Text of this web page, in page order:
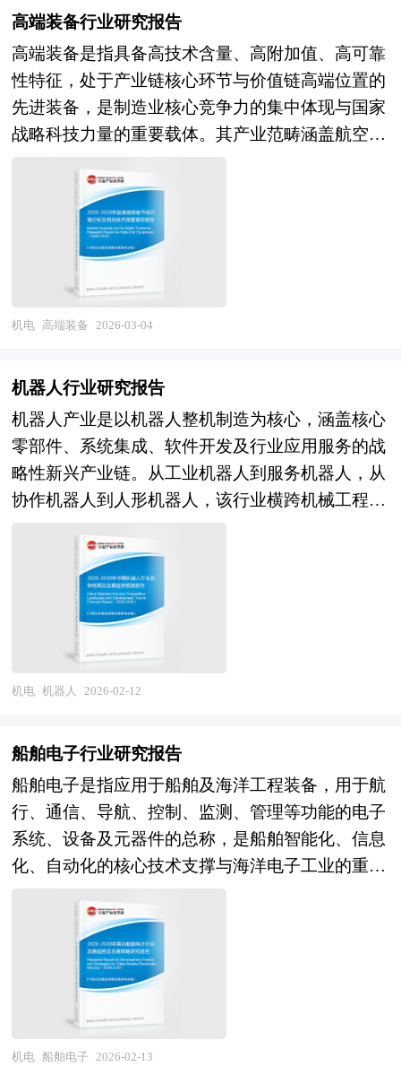
行数据，行业供需现状，行业竞争格局，重点企业
经营分析，行业产业链分析，市场集中度等现实指
标，分析预测行业的发展前景和投资价值。通过最
深入的数据挖掘，对行业进行严谨分析，从多个角
度去评估企业市场地位，准确挖掘企业的成长性，
咨询服务过程。 本研究咨询报告由中研普华咨询
公司领衔撰写，在大量周密的市场调研基础上，主
要依据了国家统计局、国家商务部、国家发改委、
国家经济信息中心、国务院发展研究中心、国家海
关总署、全国商业信息中心、中国经济景气监测中
心、中国行业研究网以及国内外多种相关报刊杂志
业市场情况、技术现状、供需形势作了详尽研究，
重点分析了国内外重点企业、行业发展趋势以及行
业投资情况，报告还对音乐灯下游行业的发展进行
了探讨，是音乐灯及相关企业、投资部门、研究机
构准确了解目前中国市场发展动态，把握音乐灯行
源结构加速向清洁化、智能化转型，高压IGBT芯
业中扮演着不可替代的角色。在风电与光伏发电系
统中，它作为逆变器的核心部件，承担着将不稳定
的直流电高效转化为符合并网标准的交流电的重要
任务；在特高压输电工程中，其被广泛应用于柔性
交流输电系统（FACTS）和高压直流输电
（HVDC），显著提升远距离输电的稳定性与经济
性。 同时，在高铁、动车等轨道交通装备中，高
压IGBT芯片是牵引变流器的核心，直接决定列车
的运行效率与安全性，支撑我国高铁自主化发展进
程。近年来，国产高压IGBT技术取得重大突破，
中车时代、斯达半导等企业已实现3300V及以上电
国家重点项目，标志着我国在高端功率半导体领域
逐步打破国外垄断。当前，随着新能源汽车向
800V高压平台演进、数据中心对高效供电需求上
升以及人形机器人、低空经济等新兴领域崛起，高
压IGBT芯片正面临更高耐压、更低损耗、更强散
IGBT、先进封装工艺（如纳米铜膏低温烧结）等
创新方向快速发展，成为支撑我国高端制造与能源
安全的重要“电力心脏”。 高压IGBT芯片行业研究
报告主要分析了高压IGBT芯片行业的国内外发展
概况、行业的发展环境、市场分析（市场规模、市
场结构、市场特点等）、竞争分析（行业集中度、
动因素、行业渠道分析、行业赢利能力、行业成长
性、行业偿债能力、行业营运能力、高压IGBT芯
片行业重点企业分析、子行业分析、区域市场分
析、行业风险分析、行业发展前景预测及相关的经
营、投资建议等。报告研究框架全面、严谨，分析
内容客观、公正、系统，真实准确地反映了我国高
压IGBT芯片行业的市场发展现状和未来发展趋
势。 本研究咨询报告由中研普华咨询公司领衔撰
写，在大量周密的市场调研基础上，主要依据了国
家统计局、国家商务部、国家发改委、国家经济信
息中心、国务院发展研究中心、全国商业信息中
心、中国经济景气监测中心、中国行业研究网、全
高端装备行业研究报告
高端装备是指具备高技术含量、高附加值、高可靠
性特征，处于产业链核心环节与价值链高端位置的
先进装备，是制造业核心竞争力的集中体现与国家
战略科技力量的重要载体。其产业范畴涵盖航空航
通装备、高档数控机床与机器人、大型工程机械、
电力装备、农业装备、医疗装备及重大技术装备关
键核心零部件等，涉及机械工程、材料科学、自动
控制、信息技术、人工智能等多学科深度交叉融
合，具有技术壁垒极高、研发投入巨大、系统集成
复杂、安全可靠性要求严苛的显著特征。作为制造
装备不仅能够支撑国民经济重点领域发展、保障国
化转型、参与全球产业竞争的关键抓手，其产业属
性兼具战略性产业的引领性与高技术制造业的竞争
性的双重特质，是衡量国家工业化水平与综合国力
的最高标尺。 当前，中国高端装备行业正处于自
主化攻坚与智能化升级的关键突破期。在产业规模
层面，国内高端装备产业规模持续扩大，在轨道交
通、电力装备、工程机械等领域已形成国际竞争优
势，但在航空发动机、高端数控机床、半导体装
备、医疗装备等核心领域仍面临"卡脖子"困境，产
业大而不强的结构性矛盾突出。在技术创新层面，
5年重大技术装备攻关工程深入实施，部分领域
础零部件、基础材料、基础工艺、基础软件等工业
基础能力仍是短板；智能制造与数字化转型加速，
但高端装备与工业软件、人工智能的深度融合仍处
探索阶段。在产业格局层面，国有企业主导重大技
术装备研制，但机制活力不足；民营企业专精特新
度提升与专业化分工深化并行，但跨行业、跨领域
协同创新机制不畅。在应用牵引层面，国内大市场
与新型基础设施建设为高端装备提供应用场景，但
首台套应用推广与保险补偿机制待完善；国际市场
拓展加速，但品牌影响力与售后服务网络建设滞
后。在供应链安全层面，关键核心零部件与高端材
机电 高端装备 2026-03-04
机器人行业研究报告
机器人产业是以机器人整机制造为核心，涵盖核心
零部件、系统集成、软件开发及行业应用服务的战
略性新兴产业链。从工业机器人到服务机器人，从
协作机器人到人形机器人，该行业横跨机械工程、
是衡量一个国家高端制造业水平和科技创新能力的
重要标志。 当前，机器人正从传统的自动化执行
单元向具备感知、决策、学习能力的智能体演进，
其应用场景也从单一工业产线向医疗健康、商业服
务、特种作业等多元化领域深度渗透。中国机器人
产业经过十余年高速发展，已形成较为完整的产业
伺服电机等核心零部件领域取得突破性进展，部分
机器人在焊接、搬运、装配等场景的市场份额持续
提升。与此同时，产业呈现明显的结构分化特征：
工业机器人市场增速放缓但存量替换需求凸显，服
务机器人赛道创新创业活跃但商业化落地仍需突
破，人形机器人等前沿领域虽处于早期探索阶段，
却已成为资本与技术布局的焦点。行业竞争格局正
从"外资主导"向"内外资竞合、国产替代加速"转
变，头部企业通过垂直整合与生态构建构筑竞争壁
垒。未来，机器人行业将进入技术融合深化与场景
价值重塑的关键期。人工智能大模型的突破为机器
人赋予更强的环境理解与任务规划能力，"机器人
机电 机器人 2026-02-12
船舶电子行业研究报告
船舶电子是指应用于船舶及海洋工程装备，用于航
行、通信、导航、控制、监测、管理等功能的电子
系统、设备及元器件的总称，是船舶智能化、信息
化、自动化的核心技术支撑与海洋电子工业的重要
别系统（AIS）、电子海图显示与信息系统
（ECDIS）、雷达与光电探测设备、卫星通信与导
航设备、船舶自动控制系统、机舱监测报警系统、
船舶网络与信息安全系统等，涉及导航定位、通信
技术、自动控制、计算机科学、海洋工程等多学科
交叉融合，具有技术密集度高、环境适应性要求严
机电 船舶电子 2026-02-13